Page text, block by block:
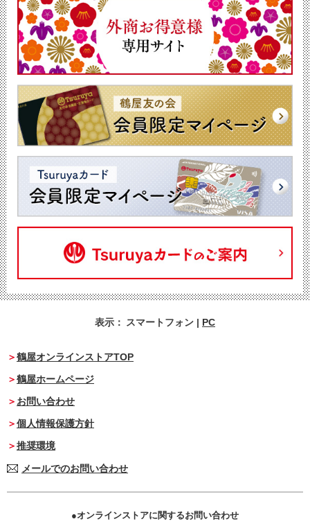
表示： スマートフォン | PC
鶴屋オンラインストアTOP
鶴屋ホームページ
お問い合わせ
個人情報保護方針
推奨環境
メールでのお問い合わせ
オンラインストアに関するお問い合わせ